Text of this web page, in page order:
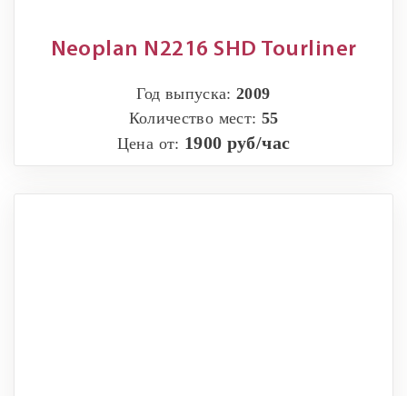
Neoplan N2216 SHD Tourliner
Год выпуска:2009
Количество мест: 55
Цена от: 1900 руб/час